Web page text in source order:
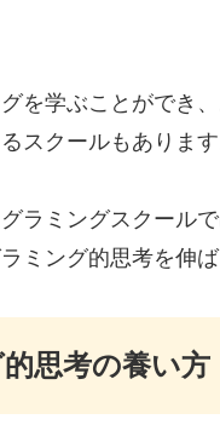
を学ぶことができ
スクールもあります
ラミングスクール
ミング的思考を伸
思考の養い方